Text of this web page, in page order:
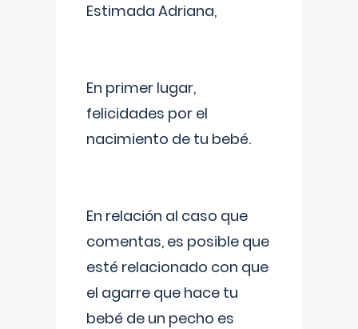
Estimada Adriana,
En primer lugar,
felicidades por el
nacimiento de tu bebé.
En relación al caso que
comentas, es posible que
esté relacionado con que
el agarre que hace tu
bebé de un pecho es